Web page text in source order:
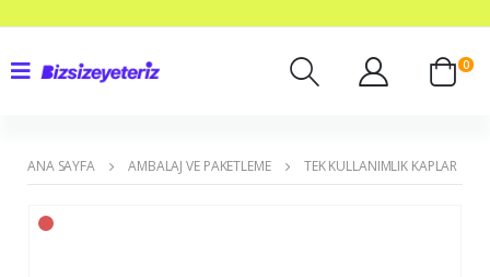
0
ANA SAYFA AMBALAJ VE PAKETLEME TEK KULLANIMLIK KAPLAR